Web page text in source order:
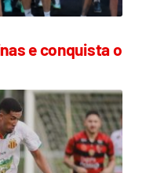
e conquista o